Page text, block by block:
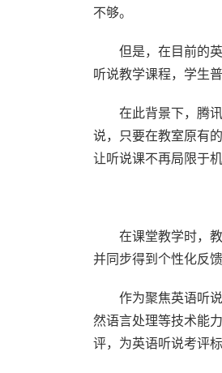
不够。
但是，在目前的
听说教学课程，学生
在此背景下，腾
说，只要在教室原有
让听说课不再局限于
在课堂教学时，
并同步得到个性化反
作为聚焦英语听
然语言处理等技术能
评，为英语听说考评